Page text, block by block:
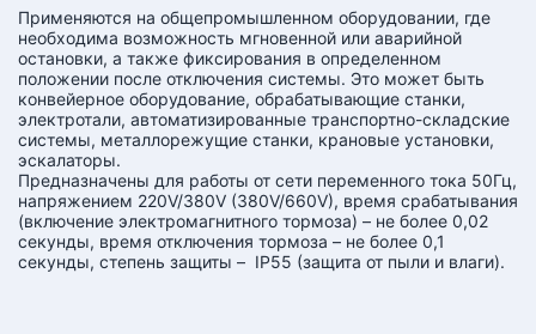
Применяются на общепромышленном оборудовании, где
необходима возможность мгновенной или аварийной
остановки, а также фиксирования в определенном
положении после отключения системы. Это может быть
конвейерное оборудование, обрабатывающие станки,
электротали, автоматизированные транспортно-складские
системы, металлорежущие станки, крановые установки,
эскалаторы.
Предназначены для работы от сети переменного тока 50Гц,
напряжением 220V/380V (380V/660V), время срабатывания
(включение электромагнитного тормоза) – не более 0,02
секунды, время отключения тормоза – не более 0,1
секунды, степень защиты – IP55 (защита от пыли и влаги).